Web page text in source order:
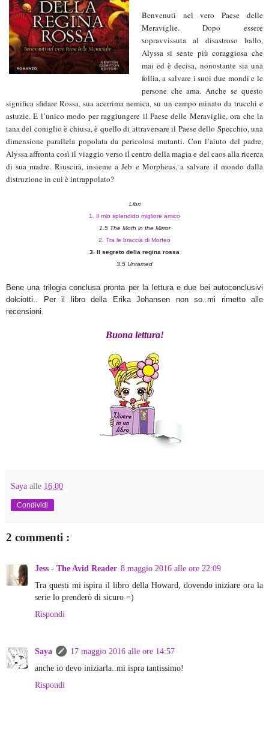
Benvenuti nel vero Paese delle
Meraviglie. Dopo essere
sopravvissuta al disastroso ballo,
Alyssa si sente più coraggiosa che
mai ed è decisa, nonostante sia una
follia, a salvare i suoi due mondi e le
persone che ama. Anche se questo
significa sfidare Rossa, sua acerrima nemica, su un campo minato da trucchi e
astuzie. E l’unico modo per raggiungere il Paese delle Meraviglie, ora che la
tana del coniglio è chiusa, è quello di attraversare il Paese dello Specchio, una
dimensione parallela popolata da pericolosi mutanti. Con l’aiuto del padre,
Alyssa affronta così il viaggio verso il centro della magia e del caos alla ricerca
di sua madre. Riuscirà, insieme a Jeb e Morpheus, a salvare il mondo dalla
distruzione in cui è intrappolato?
Libri
1. Il mio splendido migliore amico
1.5 The Moth in the Mirror
2. Tra le braccia di Morfeo
3. Il segreto della regina rossa
3.5 Untamed
Bene una trilogia conclusa pronta per la lettura e due bei autoconclusivi
dolciotti.. Per il libro della Erika Johansen non so..mi rimetto alle
recensioni.
Buona lettura!
Saya alle 16:00
Condividi
2 commenti :
Jess - The Avid Reader 8 maggio 2016 alle ore 22:09
Tra questi mi ispira il libro della Howard, dovendo iniziare ora la
serie lo prenderò di sicuro =)
Rispondi
Saya
17 maggio 2016 alle ore 14:57
anche io devo iniziarla..mi ispra tantissimo!
Rispondi